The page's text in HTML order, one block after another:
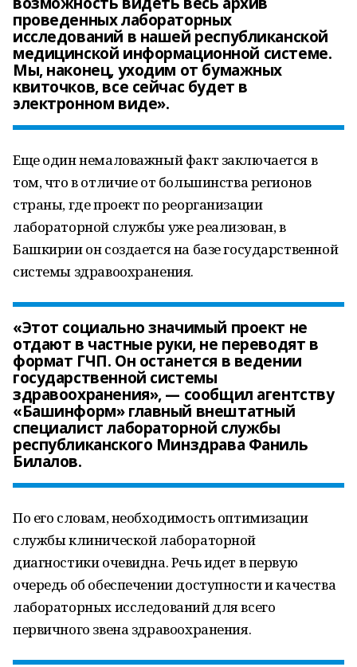
проведенных лабораторных
исследований в нашей республиканской
медицинской информационной системе.
Мы, наконец, уходим от бумажных
квиточков, все сейчас будет в
электронном виде».
Еще один немаловажный факт заключается в
том, что в отличие от большинства регионов
страны, где проект по реорганизации
лабораторной службы уже реализован, в
Башкирии он создается на базе государственной
системы здравоохранения.
«Этот социально значимый проект не
отдают в частные руки, не переводят в
формат ГЧП. Он останется в ведении
государственной системы
здравоохранения», — сообщил агентству
«Башинформ» главный внештатный
специалист лабораторной службы
республиканского Минздрава Фаниль
Билалов.
По его словам, необходимость оптимизации
службы клинической лабораторной
диагностики очевидна. Речь идет в первую
очередь об обеспечении доступности и качества
лабораторных исследований для всего
первичного звена здравоохранения.